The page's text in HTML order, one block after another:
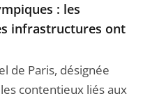
: les
infrastructures ont
de Paris, désignée
contentieux liés aux